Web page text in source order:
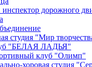
дорожного
студия "Мир
"БЕЛАЯ ЛАДЬЯ"
клуб "Олимп"
хоровая студия